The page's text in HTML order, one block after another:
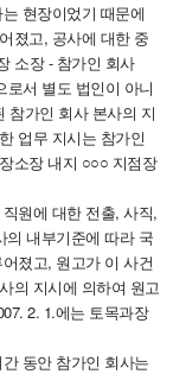
현장이었기 때문에
졌고, 공사에 대한 중
소장 - 참가인 회사
서 별도 법인이 아니
참가인 회사 본사의 지
업무 지시는 참가인
소장 내지 ○○○ 지점장
원에 대한 전출, 사직,
의 내부기준에 따라 국
졌고, 원고가 이 사건
의 지시에 의하여 원고
2. 1.에는 토목과장
동안 참가인 회사는